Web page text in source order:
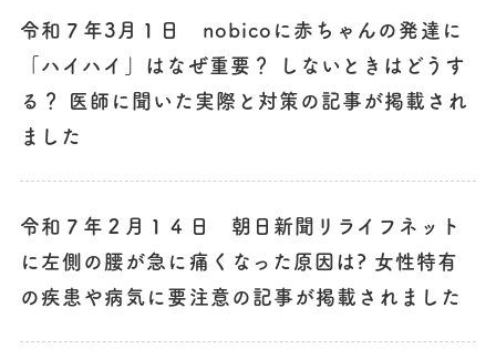
令和７年3月１日 nobicoに赤ちゃんの発達に
「ハイハイ」はなぜ重要？ しないときはどうす
る？ 医師に聞いた実際と対策の記事が掲載され
ました
令和７年２月１４日 朝日新聞リライフネット
に左側の腰が急に痛くなった原因は? 女性特有
の疾患や病気に要注意の記事が掲載されました